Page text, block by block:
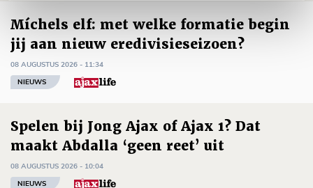
Míchels elf: met welke formatie begin
jij aan nieuw eredivisieseizoen?
08 AUGUSTUS 2026 - 11:34
NIEUWS
Spelen bij Jong Ajax of Ajax 1? Dat
maakt Abdalla ‘geen reet’ uit
08 AUGUSTUS 2026 - 10:04
NIEUWS